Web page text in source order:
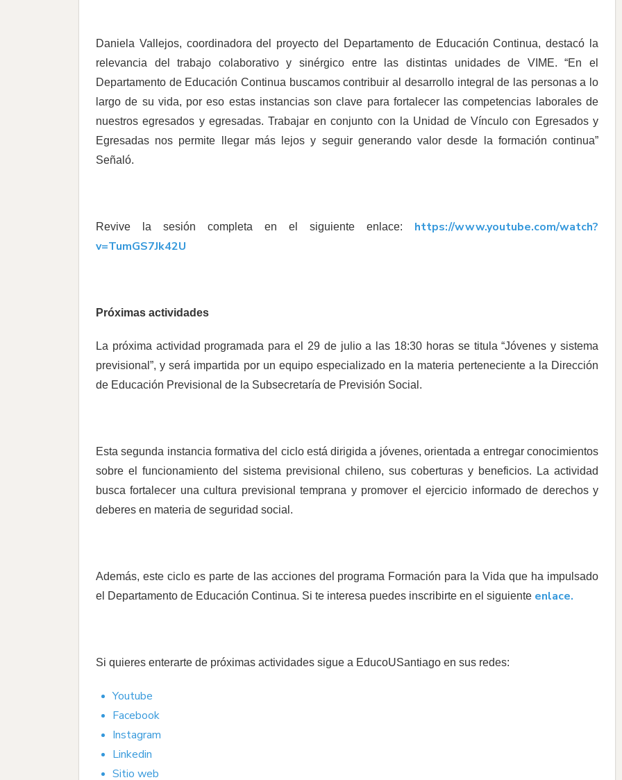
Daniela Vallejos, coordinadora del proyecto del Departamento de Educación Continua, destacó la
relevancia del trabajo colaborativo y sinérgico entre las distintas unidades de VIME. “En el
Departamento de Educación Continua buscamos contribuir al desarrollo integral de las personas a lo
largo de su vida, por eso estas instancias son clave para fortalecer las competencias laborales de
nuestros egresados y egresadas. Trabajar en conjunto con la Unidad de Vínculo con Egresados y
Egresadas nos permite llegar más lejos y seguir generando valor desde la formación continua”
Señaló.
Revive la sesión completa en el siguiente enlace:
https://www.youtube.com/watch?
v=TumGS7Jk42U
Próximas actividades
La próxima actividad programada para el 29 de julio a las 18:30 horas se titula “Jóvenes y sistema
previsional”, y será impartida por un equipo especializado en la materia perteneciente a la Dirección
de Educación Previsional de la Subsecretaría de Previsión Social.
Esta segunda instancia formativa del ciclo está dirigida a jóvenes, orientada a entregar conocimientos
sobre el funcionamiento del sistema previsional chileno, sus coberturas y beneficios. La actividad
busca fortalecer una cultura previsional temprana y promover el ejercicio informado de derechos y
deberes en materia de seguridad social.
Además, este ciclo es parte de las acciones del programa Formación para la Vida que ha impulsado
el Departamento de Educación Continua. Si te interesa puedes inscribirte en el siguiente enlace.
Si quieres enterarte de próximas actividades sigue a EducoUSantiago en sus redes:
Youtube
Facebook
Instagram
Linkedin
Sitio web